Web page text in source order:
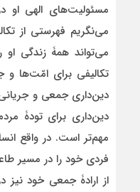
مسئولیت‌های الهی او
می‌نگریم فهرستی از
می‌تواند همۀ زندگی او
تکالیفی برای امّت‌ها
دین‌داری جمعی و
دین‌داری برای تودۀ
مهم‌تر است. در واقع
فردی خود را در مسیر
از ارادۀ جمعی خود